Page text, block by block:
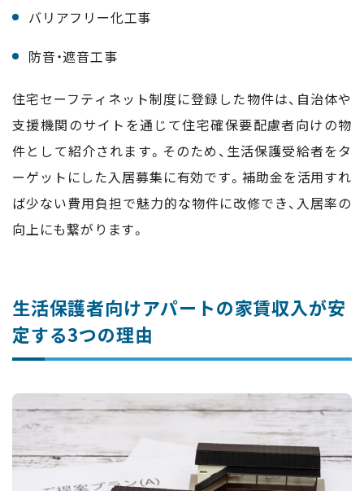
バリアフリー化工事
防音・遮音工事
住宅セーフティネット制度に登録した物件は、自治体や
支援機関のサイトを通じて住宅確保要配慮者向けの物
件として紹介されます。そのため、生活保護受給者をタ
ーゲットにした入居募集に有効です。補助金を活用すれ
ば少ない費用負担で魅力的な物件に改修でき、入居率の
向上にも繋がります。
生活保護者向けアパートの家賃収入が安
定する3つの理由